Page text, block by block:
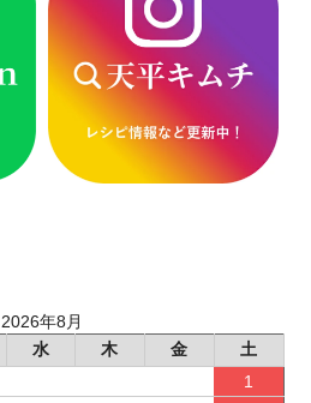
2026年8月
水 木 金
土
1